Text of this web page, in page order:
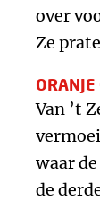
over
Ze
ORANJE
Van ’t
waar
de